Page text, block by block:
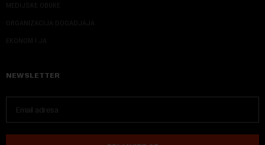
MEDIJSKE OBUKE
ORGANIZACIJA DOGADJAJA
EKONOM I JA
NEWSLETTER